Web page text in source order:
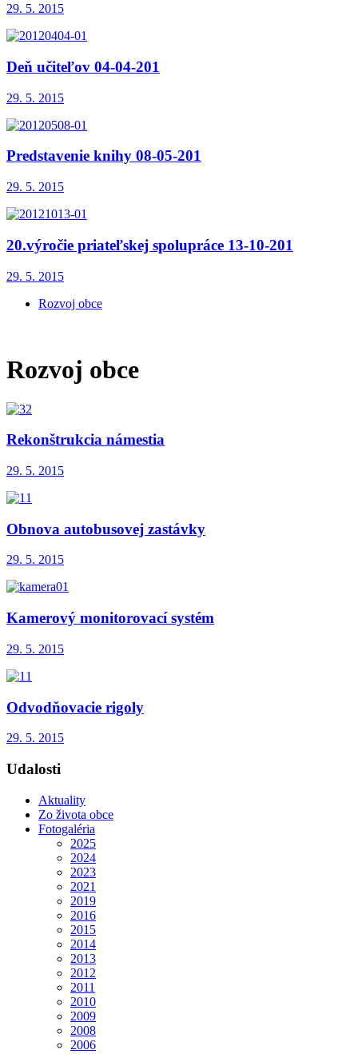
29. 5. 2015
Deň učiteľov 04-04-201
29. 5. 2015
Predstavenie knihy 08-05-201
29. 5. 2015
20.výročie priateľskej spolupráce 13-10-201
29. 5. 2015
Rozvoj obce
Rozvoj obce
Rekonštrukcia námestia
29. 5. 2015
Obnova autobusovej zastávky
29. 5. 2015
Kamerový monitorovací systém
29. 5. 2015
Odvodňovacie rigoly
29. 5. 2015
Udalosti
Aktuality
Zo života obce
Fotogaléria
2025
2024
2023
2021
2019
2016
2015
2014
2013
2012
2011
2010
2009
2008
2006